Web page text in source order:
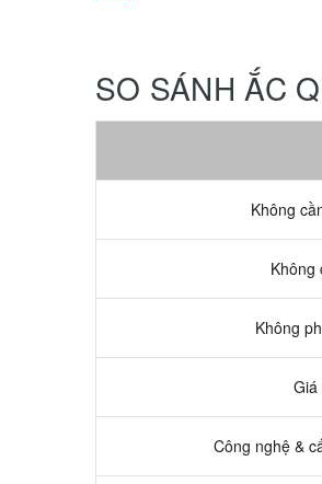
SO SÁNH ẮC
Không
Không
Không
Giá
Công nghệ &